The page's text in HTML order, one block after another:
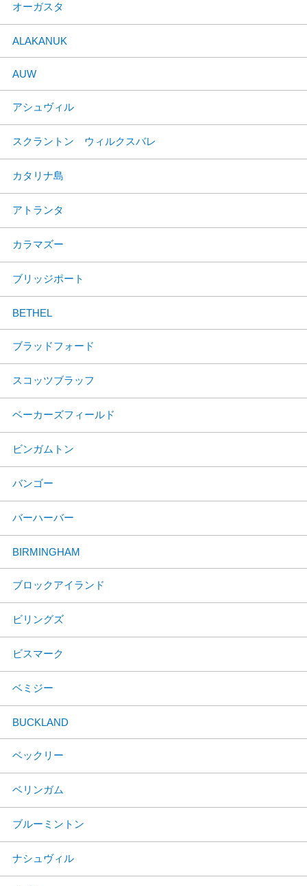
オーガスタ
ALAKANUK
AUW
アシュヴィル
スクラントン ウィルクスバレ
カタリナ島
アトランタ
カラマズー
ブリッジポート
BETHEL
ブラッドフォード
スコッツブラッフ
ベーカーズフィールド
ビンガムトン
バンゴー
バーハーバー
BIRMINGHAM
ブロックアイランド
ビリングズ
ビスマーク
ベミジー
BUCKLAND
ベックリー
ベリンガム
ブルーミントン
ナシュヴィル